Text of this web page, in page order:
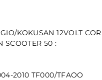
KOKUSAN 12VOLT
SCOOTER 50 :
2010 TF000/TFAOO